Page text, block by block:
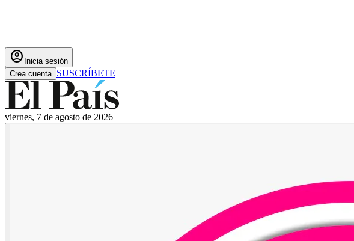
account_circle Inicia sesión
Crea cuenta SUSCRÍBETE
viernes, 7 de agosto de 2026